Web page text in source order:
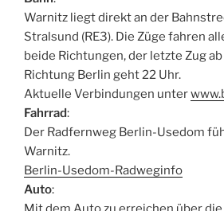
Warnitz liegt direkt an der
Stralsund (RE3). Die Züge fahren
beide Richtungen, der letzte Zug
Richtung Berlin geht 22 Uhr.
Aktuelle Verbindungen unter
Fahrrad:
Der Radfernweg Berlin-Usedom
Warnitz.
Berlin-Usedom-Radweginfo
Auto: